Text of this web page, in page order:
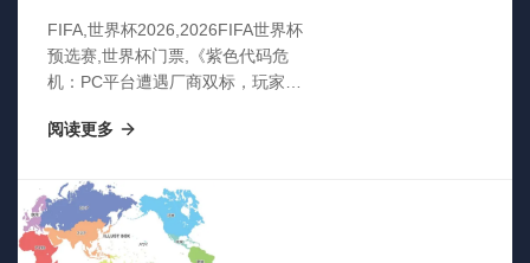
FIFA,世界杯2026,2026FIFA世界杯
预选赛,世界杯门票,《紫色代码危
机：PC平台遭遇厂商双标，玩家抵
阅读更多